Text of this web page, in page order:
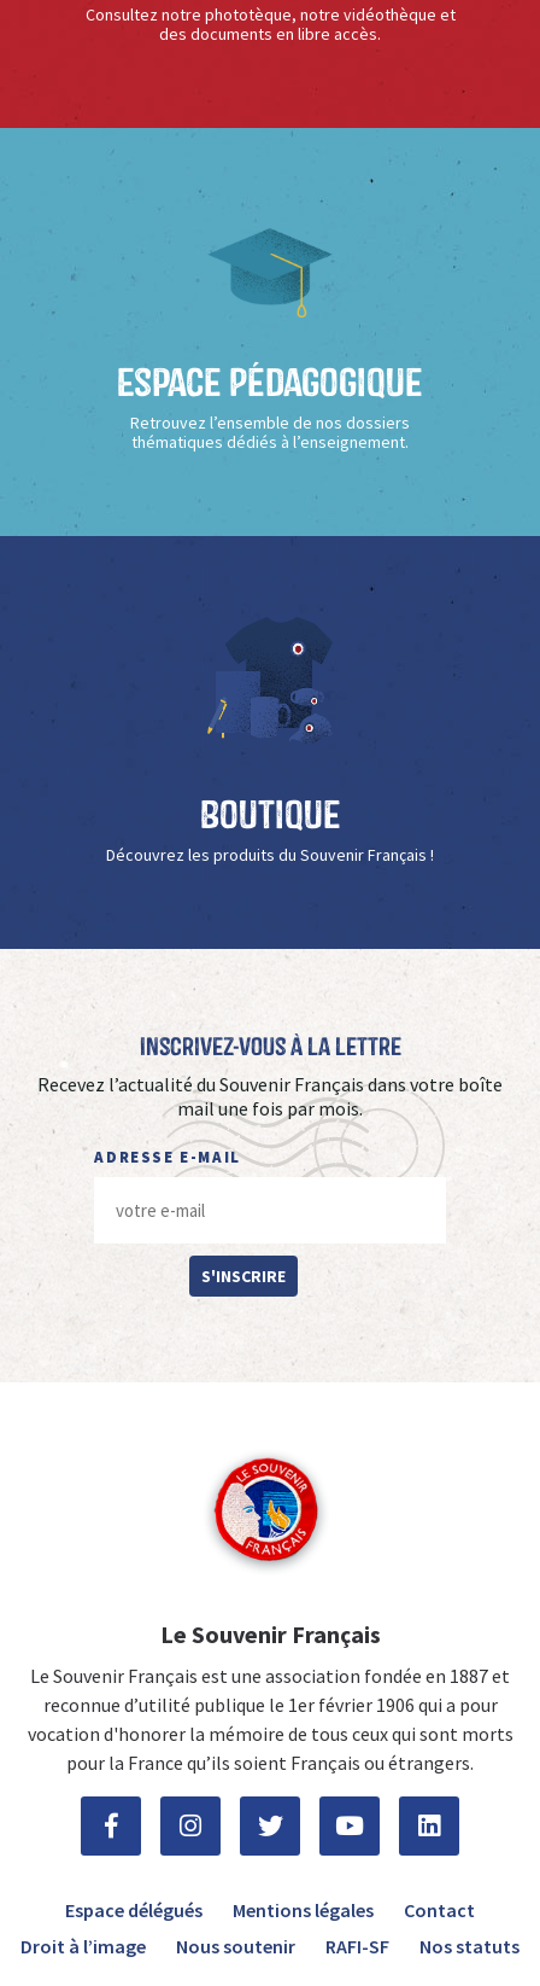
Consultez notre phototèque, notre vidéothèque et
des documents en libre accès.
Espace Pédagogique
Retrouvez l’ensemble de nos dossiers
thématiques dédiés à l’enseignement.
Boutique
Découvrez les produits du Souvenir Français !
Inscrivez-vous à La Lettre
Recevez l’actualité du Souvenir Français dans votre boîte
mail une fois par mois.
ADRESSE E-MAIL
S'INSCRIRE
Le Souvenir Français
Le Souvenir Français est une association fondée en 1887 et
reconnue d’utilité publique le 1er février 1906 qui a pour
vocation d'honorer la mémoire de tous ceux qui sont morts
pour la France qu’ils soient Français ou étrangers.
Espace délégués Mentions légales
Contact
Droit à l’image
Nous soutenir RAFI-SF Nos statuts